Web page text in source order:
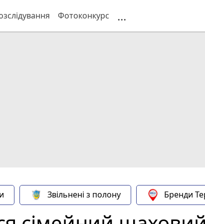
Фотоконкурс ...
Звільнені з полону Бренди